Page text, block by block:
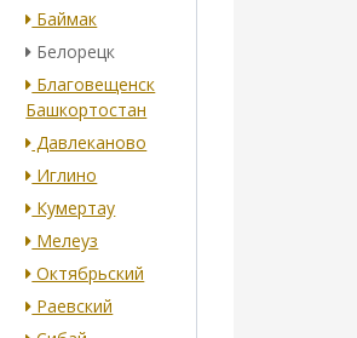
Баймак
Белорецк
Благовещенск
Башкортостан
Давлеканово
Иглино
Кумертау
Мелеуз
Октябрьский
Раевский